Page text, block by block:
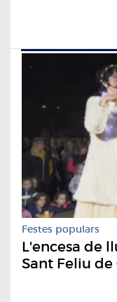
Festes populars
L'encesa de
Sant Feliu